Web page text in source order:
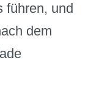
führen, und
dem